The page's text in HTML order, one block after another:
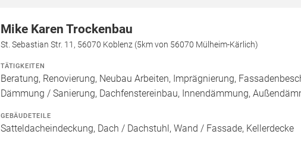
Mike Karen Trockenbau
St. Sebastian Str. 11, 56070 Koblenz (5km von 56070 Mülheim-Kärlich)
TÄTIGKEITEN
Beratung, Renovierung, Neubau Arbeiten, Imprägnierung,
Dämmung / Sanierung, Dachfenstereinbau, Innendämmung,
GEBÄUDETEILE
Satteldacheindeckung, Dach / Dachstuhl, Wand / Fassade, Kellerdecke